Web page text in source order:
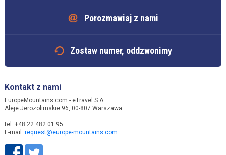
Porozmawiaj z nami
Zostaw numer, oddzwonimy
Kontakt z nami
EuropeMountains.com - eTravel S.A.
Aleje Jerozolimskie 96, 00-807 Warszawa
tel. +48 22 482 01 95
E-mail: request@europe-mountains.com